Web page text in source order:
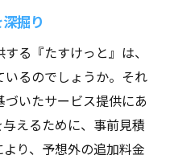
掘り
る『たすけっと』は、
るのでしょうか。それ
いたサービス提供にあ
えるために、事前見積
り、予想外の追加料金